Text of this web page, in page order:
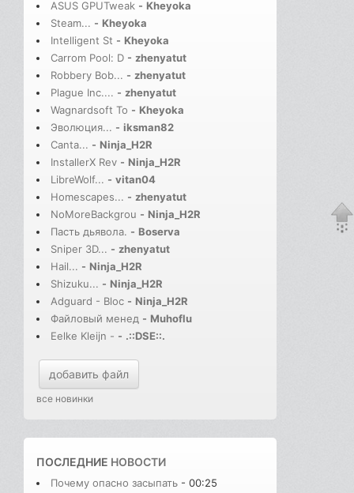
ASUS GPUTweak - Kheyoka
Steam... - Kheyoka
Intelligent St - Kheyoka
Carrom Pool: D - zhenyatut
Robbery Bob... - zhenyatut
Plague Inc.... - zhenyatut
Wagnardsoft To - Kheyoka
Эволюция... - iksman82
Canta... - Ninja_H2R
InstallerX Rev - Ninja_H2R
LibreWolf... - vitan04
Homescapes... - zhenyatut
NoMoreBackgrou - Ninja_H2R
Пасть дьявола. - Boserva
Sniper 3D... - zhenyatut
Hail... - Ninja_H2R
Shizuku... - Ninja_H2R
Adguard - Bloc - Ninja_H2R
Файловый менед - Muhoflu
Eelke Kleijn - - .::DSE::.
добавить файл
все новинки
ПОСЛЕДНИЕ НОВОСТИ
Почему опасно засыпать - 00:25